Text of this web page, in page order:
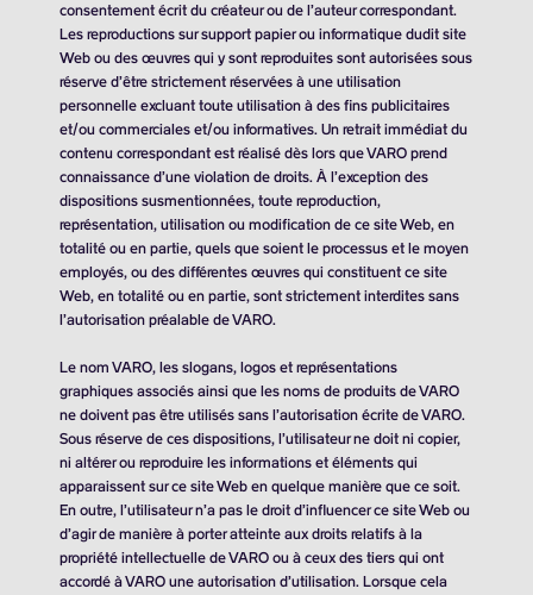
consentement écrit du créateur ou de l’auteur correspondant.
Les reproductions sur support papier ou informatique dudit site
Web ou des œuvres qui y sont reproduites sont autorisées sous
réserve d’être strictement réservées à une utilisation
personnelle excluant toute utilisation à des fins publicitaires
et/ou commerciales et/ou informatives. Un retrait immédiat du
contenu correspondant est réalisé dès lors que VARO prend
connaissance d’une violation de droits. À l’exception des
dispositions susmentionnées, toute reproduction,
représentation, utilisation ou modification de ce site Web, en
totalité ou en partie, quels que soient le processus et le moyen
employés, ou des différentes œuvres qui constituent ce site
Web, en totalité ou en partie, sont strictement interdites sans
l’autorisation préalable de VARO.
Le nom VARO, les slogans, logos et représentations
graphiques associés ainsi que les noms de produits de VARO
ne doivent pas être utilisés sans l’autorisation écrite de VARO.
Sous réserve de ces dispositions, l’utilisateur ne doit ni copier,
ni altérer ou reproduire les informations et éléments qui
apparaissent sur ce site Web en quelque manière que ce soit.
En outre, l’utilisateur n’a pas le droit d’influencer ce site Web ou
d’agir de manière à porter atteinte aux droits relatifs à la
propriété intellectuelle de VARO ou à ceux des tiers qui ont
accordé à VARO une autorisation d’utilisation. Lorsque cela